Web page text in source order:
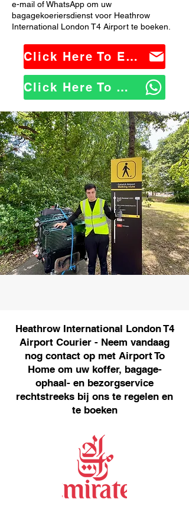
e-mail of WhatsApp om uw
bagagekoeriersdienst voor Heathrow
International London T4 Airport te boeken.
Click Here To Email Us
Click Here To WhatsApp Us
Heathrow International London T4
Airport Courier - Neem vandaag
nog contact op met Airport To
Home om uw koffer, bagage-
ophaal- en bezorgservice
rechtstreeks bij ons te regelen en
te boeken